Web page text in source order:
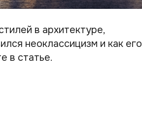
в архитектуре,
неоклассицизм и как его
в статье.